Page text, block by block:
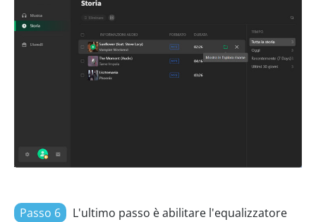
Passo 6
L'ultimo passo è abilitare l'equalizzatore